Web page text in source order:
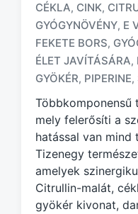
T
a
g
e
d
w
i
h
CÉKLA, CINK,
GYÓGYNÖVÉNY, E
FEKETE BORS,
ÉLET JAVÍTÁSÁRA,
GYÖKÉR, PIPERINE,
Többkomponensű
mely felerősíti a
hatással van mind
Tizenegy
amelyek
Citrullin-malát,
gyökér kivonat,